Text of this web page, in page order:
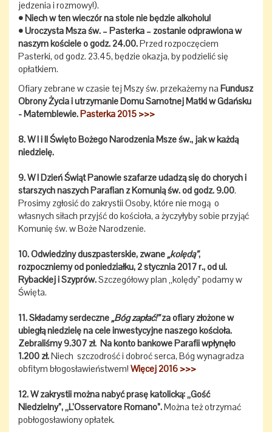
jedzenia i rozmowy!).
• Niech w ten wieczór na stole nie będzie alkoholu!
• Uroczysta Msza św. – Pasterka – zostanie odprawiona w
naszym kościele o godz. 24.00.Przed rozpoczęciem
Pasterki, od godz. 23.45, będzie okazja, by podzielić się
opłatkiem.
Ofiary zebrane w czasie tej Mszy św. przekażemy na Fundusz
Obrony Życia i utrzymanie Domu Samotnej Matki w Gdańsku
- Matemblewie.Pasterka 2015 >>>
8. W I i II Święto Bożego Narodzenia Msze św., jak w każdą
niedzielę.
9. W I Dzień Świąt Panowie szafarze udadzą się do chorych i
starszych naszych Parafian z Komunią św. od godz. 9.00.
Prosimy zgłosić do zakrystii Osoby, które nie mogą o
własnych siłach przyjść do kościoła, a życzyłyby sobie przyjąć
Komunię św. w Boże Narodzenie.
10. Odwiedziny duszpasterskie, zwane „kolędą”,
rozpoczniemy od poniedziałku, 2 stycznia 2017 r., od ul.
Rybackiej i Szyprów.Szczegółowy plan „kolędy” podamy w
Święta.
11. Składamy serdeczne „Bóg zapłać!”za ofiary złożone w
ubiegłą niedzielę na cele inwestycyjne naszego kościoła.
Zebraliśmy 9.307 zł. Na konto bankowe Parafii wpłynęło
1.200 zł.Niech szczodrość i dobroć serca, Bóg wynagradza
obfitym błogosławieństwem! Więcej 2016 >>>
12. W zakrystii można nabyć prasę katolicką: „Gość
Niedzielny”, „L’Osservatore Romano”.Można też otrzymać
pobłogosławiony opłatek.